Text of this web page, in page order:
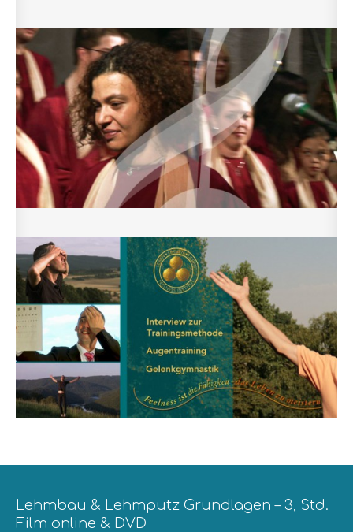
Lehmbau & Lehmputz Grundlagen – 3, Std.
Film online & DVD